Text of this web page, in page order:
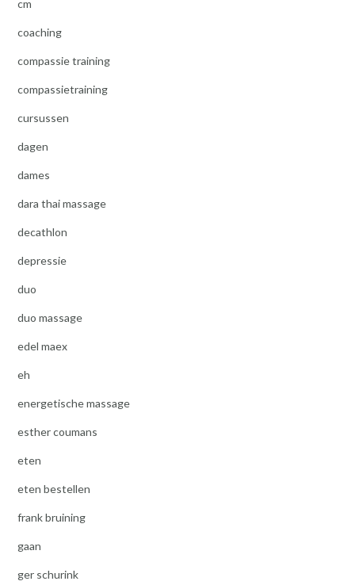
cm
coaching
compassie training
compassietraining
cursussen
dagen
dames
dara thai massage
decathlon
depressie
duo
duo massage
edel maex
eh
energetische massage
esther coumans
eten
eten bestellen
frank bruining
gaan
ger schurink